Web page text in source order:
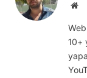
10+